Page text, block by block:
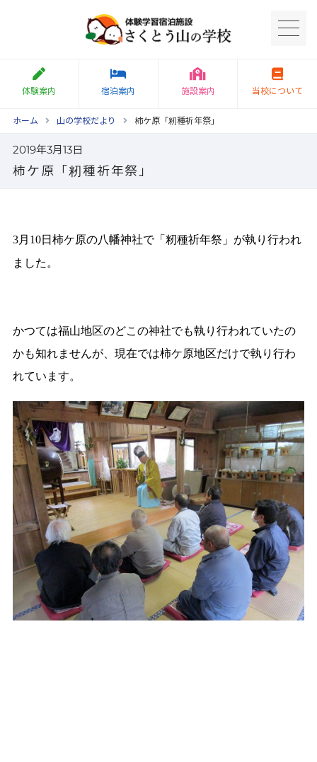
体験案内 宿泊案内 施設案内 当校について
ホーム 山の学校だより 柿ケ原「籾種祈年祭」
2019年3月13日
柿ケ原「籾種祈年祭」
3月 10日柿ケ原の八幡神社で「籾種祈年祭」が執り行われ
ました。
かつては福山地区のどこの神社でも執り行われていたの
かも知れませんが、現在では柿ケ原地区だけで執り行わ
れています。